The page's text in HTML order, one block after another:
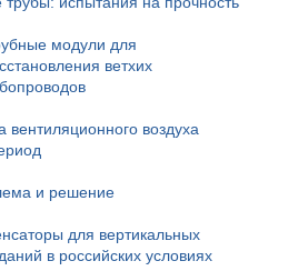
модули для
ветхих
вентиляционного воздуха
и решение
для вертикальных
в российских условиях